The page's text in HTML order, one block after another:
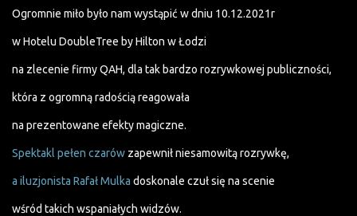
Ogromnie miło było nam wystąpić w dniu 10.12.2021r
w Hotelu DoubleTree by Hilton w Łodzi
na zlecenie firmy QAH, dla tak bardzo rozrywkowej publiczności,
która z ogromną radością reagowała
na prezentowane efekty magiczne.
Spektakl pełen czarów zapewnił niesamowitą rozrywkę,
a iluzjonista Rafał Mulka doskonale czuł się na scenie
wśród takich wspaniałych widzów.